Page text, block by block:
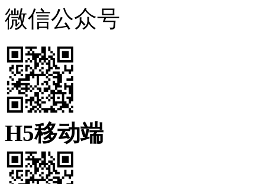
微信公众号
H5移动端